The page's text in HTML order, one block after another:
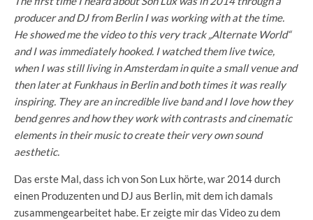
producer and DJ from Berlin I was working with at the time.
He showed me the video to this very track „Alternate World“
and I was immediately hooked. I watched them live twice,
when I was still living in Amsterdam in quite a small venue and
then later at Funkhaus in Berlin and both times it was really
inspiring. They are an incredible live band and I love how they
bend genres and how they work with contrasts and cinematic
elements in their music to create their very own sound
aesthetic.
Das erste Mal, dass ich von Son Lux hörte, war 2014 durch
einen Produzenten und DJ aus Berlin, mit dem ich damals
zusammengearbeitet habe. Er zeigte mir das Video zu dem